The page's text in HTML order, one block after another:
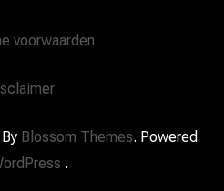
voorwaarden
Blossom Themes. Powered
.